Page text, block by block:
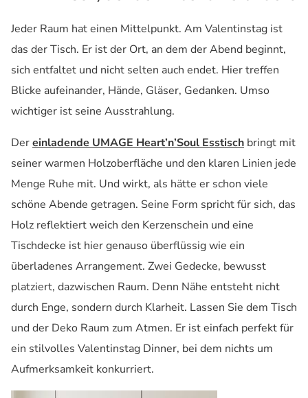
Jeder Raum hat einen Mittelpunkt. Am Valentinstag ist
das der Tisch. Er ist der Ort, an dem der Abend beginnt,
sich entfaltet und nicht selten auch endet. Hier treffen
Blicke aufeinander, Hände, Gläser, Gedanken. Umso
wichtiger ist seine Ausstrahlung.
Dereinladende UMAGE Heart’n’Soul Esstisch bringt mit
seiner warmen Holzoberfläche und den klaren Linien jede
Menge Ruhe mit. Und wirkt, als hätte er schon viele
schöne Abende getragen. Seine Form spricht für sich, das
Holz reflektiert weich den Kerzenschein und eine
Tischdecke ist hier genauso überflüssig wie ein
überladenes Arrangement. Zwei Gedecke, bewusst
platziert, dazwischen Raum. Denn Nähe entsteht nicht
durch Enge, sondern durch Klarheit. Lassen Sie dem Tisch
und der Deko Raum zum Atmen. Er ist einfach perfekt für
ein stilvolles Valentinstag Dinner, bei dem nichts um
Aufmerksamkeit konkurriert.